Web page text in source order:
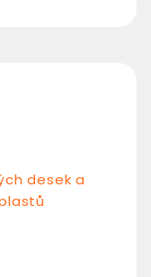
desek a